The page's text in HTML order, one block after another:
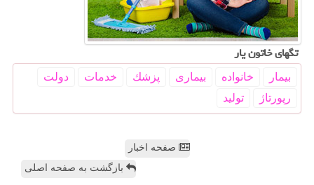
تگهای خاتون یار
بیمار خانواده بیماری پزشك خدمات
دولت
رپورتاژ
تولید
صفحه اخبار
بازگشت به صفحه اصلی